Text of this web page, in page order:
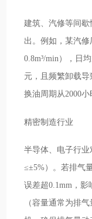
建筑、汽修等间
出。例如，某汽修
0.8m³/min），日
元，且频繁卸载导
换油周期从2000小
精密制造行业
半导体、电子行
≤±5%）。若排气
误差超0.1mm，
（容量通常为排